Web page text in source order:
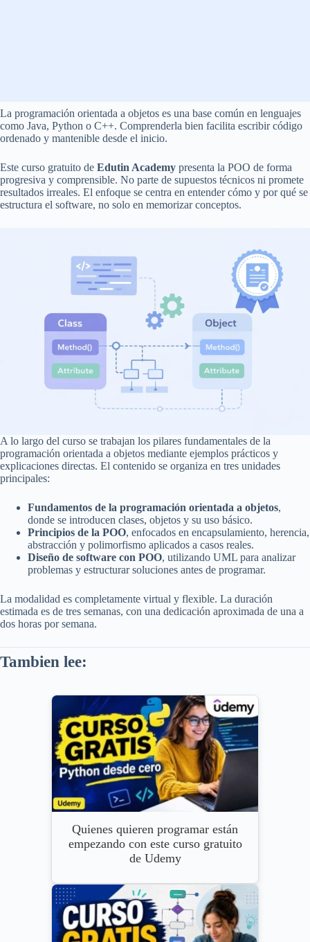
La programación orientada a objetos es una base común en lenguajes
como Java, Python o C++. Comprenderla bien facilita escribir código
ordenado y mantenible desde el inicio.
Este curso gratuito de Edutin Academy presenta la POO de forma
progresiva y comprensible. No parte de supuestos técnicos ni promete
resultados irreales. El enfoque se centra en entender cómo y por qué se
estructura el software, no solo en memorizar conceptos.
A lo largo del curso se trabajan los pilares fundamentales de la
programación orientada a objetos mediante ejemplos prácticos y
explicaciones directas. El contenido se organiza en tres unidades
principales:
Fundamentos de la programación orientada a objetos,
donde se introducen clases, objetos y su uso básico.
Principios de la POO, enfocados en encapsulamiento, herencia,
abstracción y polimorfismo aplicados a casos reales.
Diseño de software con POO, utilizando UML para analizar
problemas y estructurar soluciones antes de programar.
La modalidad es completamente virtual y flexible. La duración
estimada es de tres semanas, con una dedicación aproximada de una a
dos horas por semana.
Tambien lee:
Quienes quieren programar están
empezando con este curso gratuito
de Udemy